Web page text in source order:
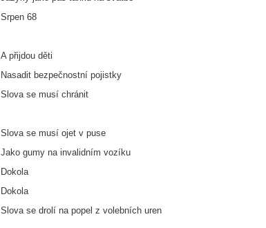
Srpen 68
A přijdou děti
Nasadit bezpečnostní pojistky
Slova se musí chránit
Slova se musí ojet v puse
Jako gumy na invalidním vozíku
Dokola
Dokola
Slova se drolí na popel z volebních uren